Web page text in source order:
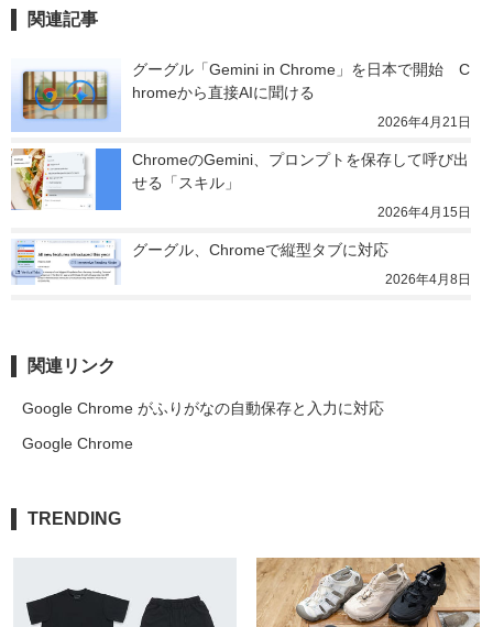
関連記事
グーグル「Gemini in Chrome」を日本で開始　C
hromeから直接AIに聞ける
2026年4月21日
ChromeのGemini、プロンプトを保存して呼び出
せる「スキル」
2026年4月15日
グーグル、Chromeで縦型タブに対応
2026年4月8日
関連リンク
Google Chrome がふりがなの自動保存と入力に対応
Google Chrome
TRENDING